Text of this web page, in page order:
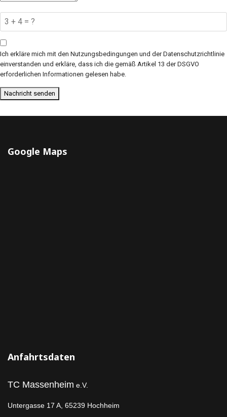
Ich erkläre mich mit den Nutzungsbedingungen und der Datenschutzrichtlinie
einverstanden und erkläre, dass ich die gemäß Artikel 13 der DSGVO
erforderlichen Informationen gelesen habe.
Nachricht senden
Google Maps
Anfahrtsdaten
TC Massenheim e.V.
Untergasse 17 A, 65239 Hochheim